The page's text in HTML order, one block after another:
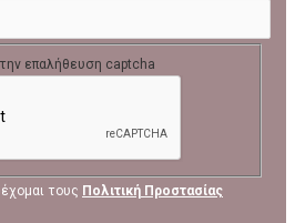
επαλήθευση captcha
τους Πολιτική Προστασίας